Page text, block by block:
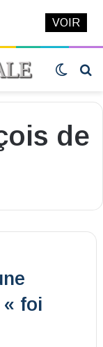
Switch
de
foi
VOIR